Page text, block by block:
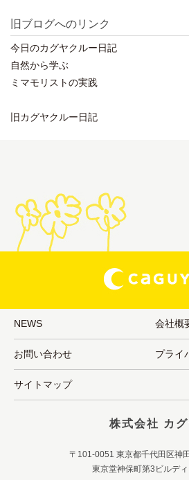
旧ブログへのリンク
今日のカグヤクルー日記
自然から学ぶ
ミマモリストの実践
旧カグヤクルー日記
NEWS 会社概
お問い合わせ プライ
サイトマップ
株式会社 カグ
〒101-0051 東京都千代田区神
東京堂神保町第3ビルデ